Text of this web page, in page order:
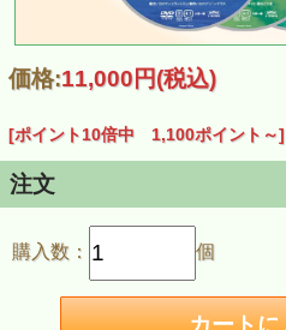
価格:11,000円(税込)
[ポイント10倍中 1,100ポイント～]
注文
購入数： 個